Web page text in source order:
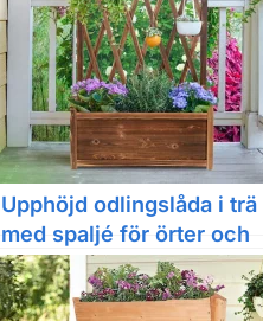
Upphöjd odlingslåda i trä
med spaljé för örter och
blommor